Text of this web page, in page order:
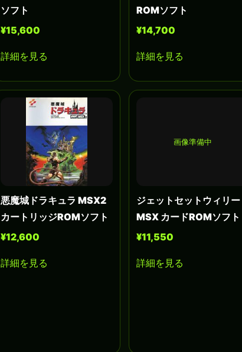
ソフト
¥15,600
詳細を見る
ROMソフト
¥14,700
詳細を見る
悪魔城ドラキュラ MSX2
カートリッジROMソフト
¥12,600
詳細を見る
画像準備中
ジェットセットウィリー
MSX カードROMソフト
¥11,550
詳細を見る